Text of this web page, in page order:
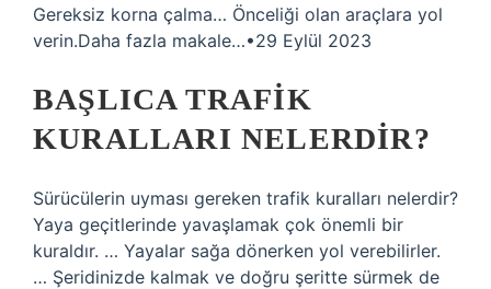
Gereksiz korna çalma… Önceliği olan araçlara yol
verin.Daha fazla makale…•29 Eylül 2023
BAŞLICA TRAFIK
KURALLARI NELERDIR?
Sürücülerin uyması gereken trafik kuralları nelerdir?
Yaya geçitlerinde yavaşlamak çok önemli bir
kuraldır. … Yayalar sağa dönerken yol verebilirler.
… Şeridinizde kalmak ve doğru şeritte sürmek de